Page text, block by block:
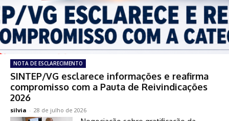
NOTA DE ESCLARECIMENTO
SINTEP/VG esclarece informações e reafirma
compromisso com a Pauta de Reivindicações
2026
silvia - 28 de julho de 2026